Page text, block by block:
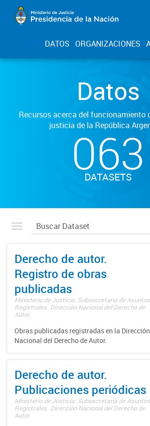
DATOS ORGANIZACIONES
Datos
Recursos acerca del funcionamiento
justicia de la República
063
DATASETS
Derecho de autor.
Registro de obras
publicadas
Ministerio de Justicia. Subsecretaría de Asuntos
Registrales. Dirección Nacional del Derecho de
Autor
Obras publicadas registradas en la Dirección
Nacional del Derecho de Autor.
Derecho de autor.
Publicaciones periódicas
Ministerio de Justicia. Subsecretaría de Asuntos
Registrales. Dirección Nacional del Derecho de
Autor